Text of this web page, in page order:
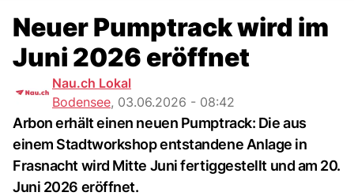
Neuer Pumptrack wird im
Juni 2026 eröffnet
Nau.ch Lokal
Bodensee, 03.06.2026 - 08:42
Arbon erhält einen neuen Pumptrack: Die aus
einem Stadtworkshop entstandene Anlage in
Frasnacht wird Mitte Juni fertiggestellt und am 20.
Juni 2026 eröffnet.